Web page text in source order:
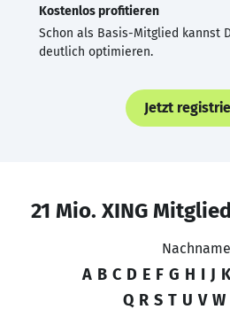
Kostenlos profitieren
Schon als Basis-Mitglied kannst
deutlich optimieren.
Jetzt
21 Mio. XING
A B C D E F G H I J K
Q R S T U V W